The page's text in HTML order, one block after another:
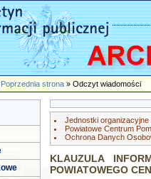
Poprzednia strona» Odczyt wiadomości
Jednostki organizacyjne
Powiatowe Centrum
Ochrona Danych
KLAUZULA
POWIATOWEGO